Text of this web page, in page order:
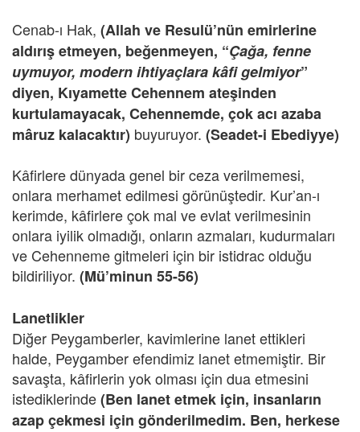
Cenab-ı Hak, (Allah ve Resulü’nün emirlerine
aldırış etmeyen, beğenmeyen, “Çağa, fenne
uymuyor, modern ihtiyaçlara kâfi gelmiyor”
diyen, Kıyamette Cehennem ateşinden
kurtulamayacak, Cehennemde, çok acı azaba
mâruz kalacaktır) buyuruyor. (Seadet-i Ebediyye)
Kâfirlere dünyada genel bir ceza verilmemesi,
onlara merhamet edilmesi görünüştedir. Kur’an-ı
kerimde, kâfirlere çok mal ve evlat verilmesinin
onlara iyilik olmadığı, onların azmaları, kudurmaları
ve Cehenneme gitmeleri için bir istidrac olduğu
bildiriliyor. (Mü’minun 55-56)
Lanetlikler
Diğer Peygamberler, kavimlerine lanet ettikleri
halde, Peygamber efendimiz lanet etmemiştir. Bir
savaşta, kâfirlerin yok olması için dua etmesini
istediklerinde(Ben lanet etmek için, insanların
azap çekmesi için gönderilmedim. Ben, herkese